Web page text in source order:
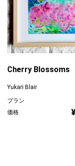
Cherry Blossoms
Yukari Blair
プラン
価格